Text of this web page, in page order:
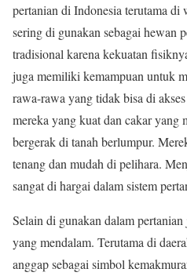
pertanian di Indonesia terutama di
sering di gunakan sebagai hewan
tradisional karena kekuatan
juga memiliki kemampuan untuk
rawa-rawa yang tidak bisa di
mereka yang kuat dan cakar yang
bergerak di tanah berlumpur.
tenang dan mudah di pelihara.
sangat di hargai dalam sistem
Selain di gunakan dalam
yang mendalam. Terutama di
anggap sebagai simbol